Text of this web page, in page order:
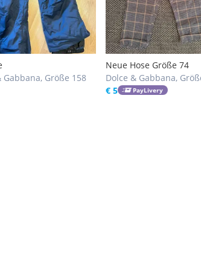
Gabbana, Größe 158
Neue Hose Größe 74
Dolce & Gabbana,
€ 5
PayLivery